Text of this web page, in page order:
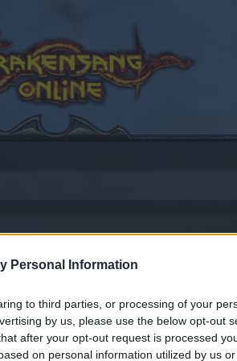
Personal Information
to third parties, or processing of your
by us, please use the below opt-out
after your opt-out request is processed
on personal information utilized by us
- Przepustka sezonowa -
starting your own threads or